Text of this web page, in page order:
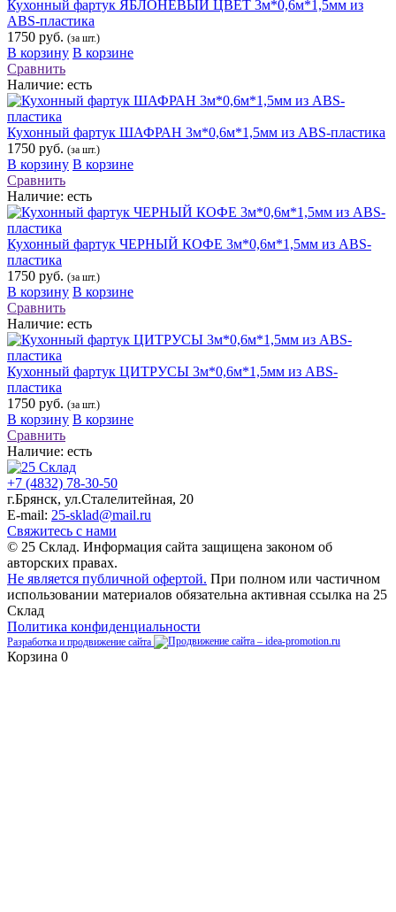
Кухонный фартук ЯБЛОНЕВЫЙ ЦВЕТ 3м*0,6м*1,5мм из
ABS-пластика
1750 руб. (за шт.)
В корзину В корзине
Сравнить
Наличие: есть
Кухонный фартук ШАФРАН 3м*0,6м*1,5мм из ABS-пластика
1750 руб. (за шт.)
В корзину В корзине
Сравнить
Наличие: есть
Кухонный фартук ЧЕРНЫЙ КОФЕ 3м*0,6м*1,5мм из ABS-
пластика
1750 руб. (за шт.)
В корзину В корзине
Сравнить
Наличие: есть
Кухонный фартук ЦИТРУСЫ 3м*0,6м*1,5мм из ABS-
пластика
1750 руб. (за шт.)
В корзину В корзине
Сравнить
Наличие: есть
+7 (4832) 78-30-50
г.Брянск, ул.Сталелитейная, 20
E-mail: 25-sklad@mail.ru
Свяжитесь с нами
© 25 Склад. Информация сайта защищена законом об
авторских правах.
Не является публичной офертой. При полном или частичном
использовании материалов обязательна активная ссылка на 25
Склад
Политика конфиденциальности
Разработка и продвижение сайта
Корзина 0